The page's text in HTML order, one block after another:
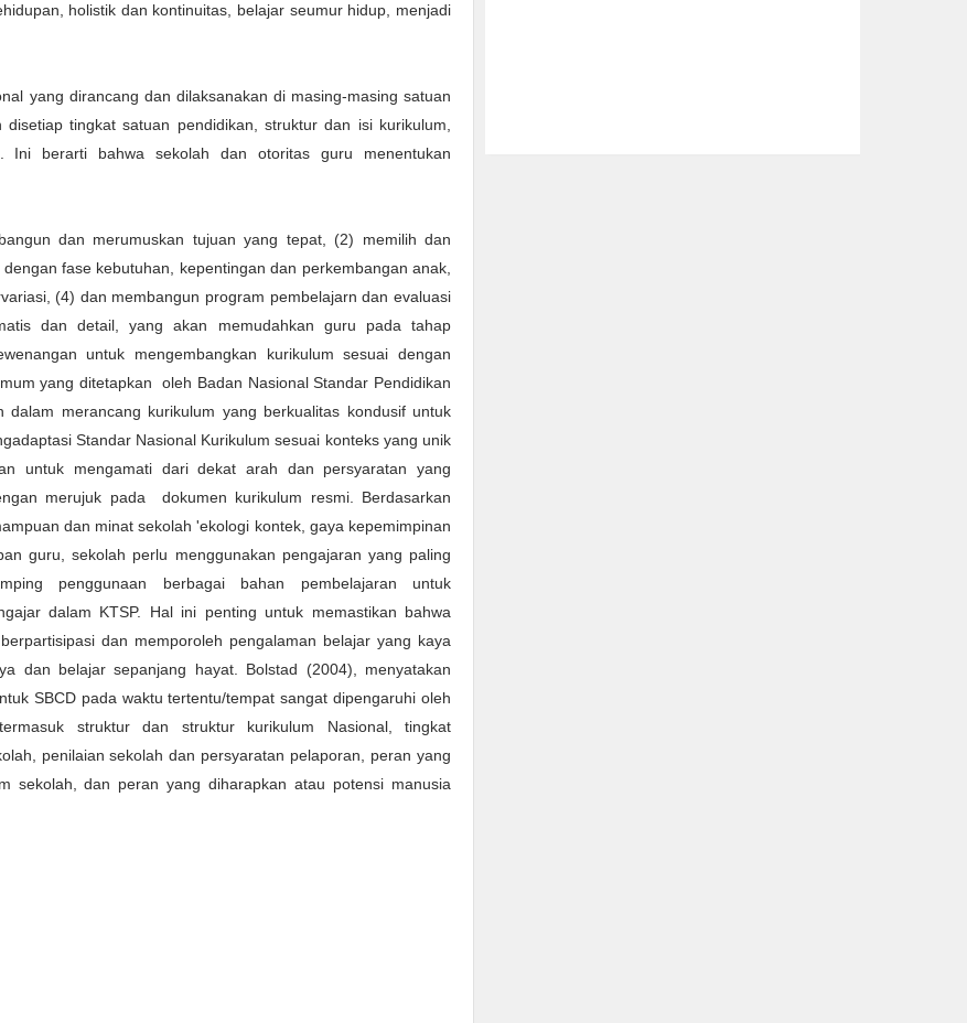
holistik dan kontinuitas, belajar seumur hidup, menjadi
yang dirancang dan dilaksanakan di masing-masing satuan
tingkat satuan pendidikan, struktur dan isi kurikulum,
Ini berarti bahwa sekolah dan otoritas guru menentukan
dan merumuskan tujuan yang tepat, (2) memilih dan
fase kebutuhan, kepentingan dan perkembangan anak,
(4) dan membangun program pembelajarn dan evaluasi
dan detail, yang akan memudahkan guru pada tahap
untuk mengembangkan kurikulum sesuai dengan
yang ditetapkan oleh Badan Nasional Standar Pendidikan
merancang kurikulum yang berkualitas kondusif untuk
Standar Nasional Kurikulum sesuai konteks yang unik
untuk mengamati dari dekat arah dan persyaratan yang
merujuk pada dokumen kurikulum resmi. Berdasarkan
dan minat sekolah 'ekologi kontek, gaya kepemimpinan
guru, sekolah perlu menggunakan pengajaran yang paling
penggunaan berbagai bahan pembelajaran untuk
dalam KTSP. Hal ini penting untuk memastikan bahwa
dan memporoleh pengalaman belajar yang kaya
dan belajar sepanjang hayat. Bolstad (2004), menyatakan
SBCD pada waktu tertentu/tempat sangat dipengaruhi oleh
struktur dan struktur kurikulum Nasional, tingkat
penilaian sekolah dan persyaratan pelaporan, peran yang
sekolah, dan peran yang diharapkan atau potensi manusia